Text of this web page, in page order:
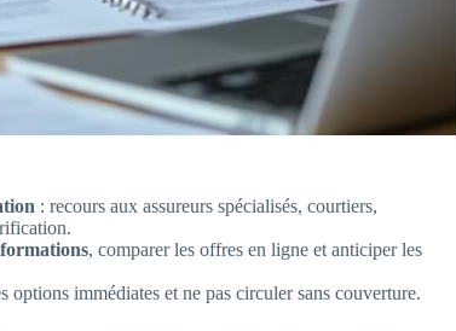
: recours aux assureurs spécialisés, courtiers,
, comparer les offres en ligne et anticiper les
options immédiates et ne pas circuler sans couverture.